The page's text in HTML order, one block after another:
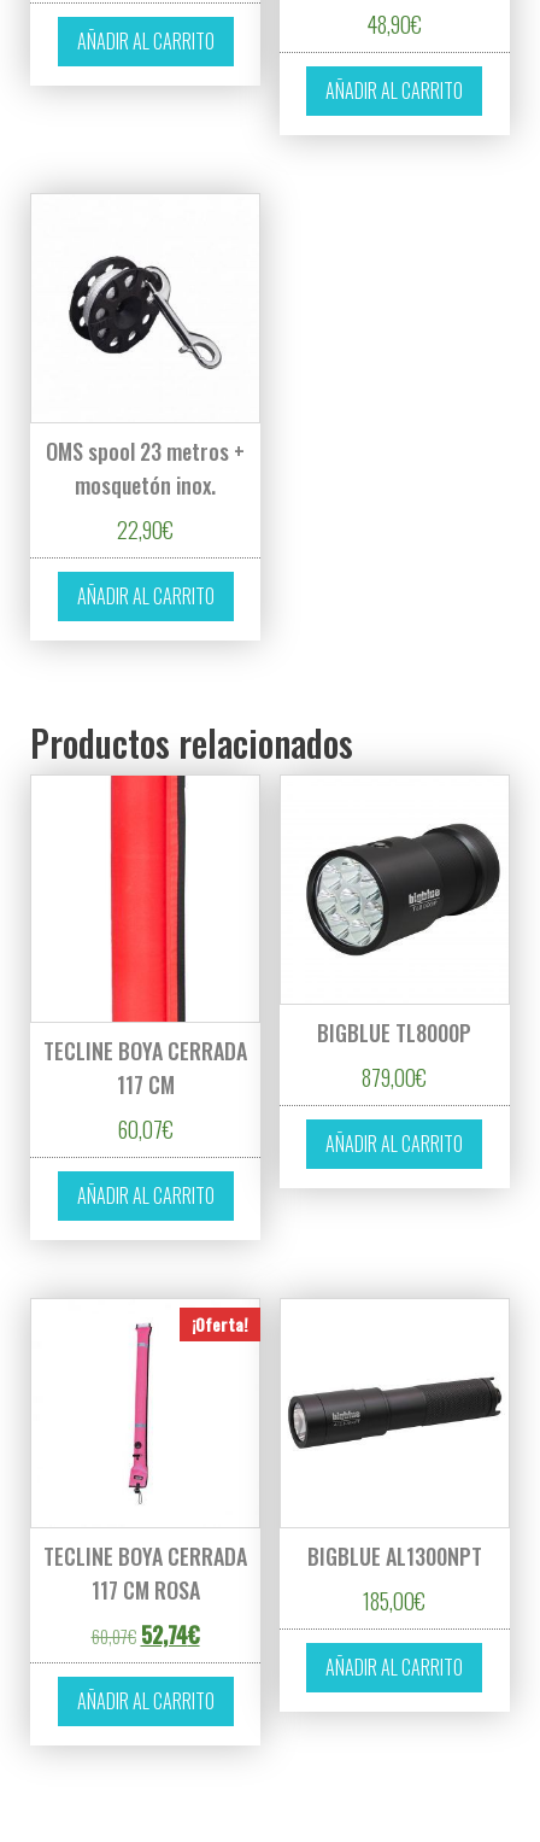
AÑADIR AL CARRITO
48,90€
AÑADIR AL CARRITO
OMS spool 23 metros +
mosquetón inox.
22,90€
AÑADIR AL CARRITO
Productos relacionados
TECLINE BOYA CERRADA
117 CM
60,07€
AÑADIR AL CARRITO
BIGBLUE TL8000P
879,00€
AÑADIR AL CARRITO
¡Oferta!
TECLINE BOYA CERRADA
117 CM ROSA
60,07€ El precio original era: 60,07€.
52,74€El precio actual es: 52,74€.
AÑADIR AL CARRITO
BIGBLUE AL1300NPT
185,00€
AÑADIR AL CARRITO